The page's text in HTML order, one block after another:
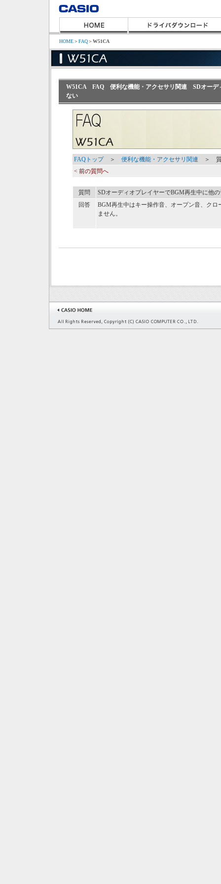
HOME＞FAQ＞W51CA
W51CA FAQ 便利な機能・アクセサリ関連 SDオーデ
ない
FAQトップ＞ 便利な機能・アクセサリ関連 ＞ 質
< 前の質問へ
質問
SDオーディオプレイヤーでBGM再生中に他
回答
BGM再生中はキー操作音、オープン音、ク
ません。